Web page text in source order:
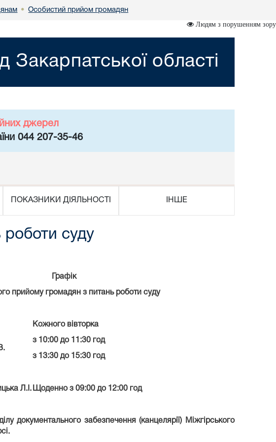
• Особистий прийом громадян
Людям з порушенням зору
Закарпатської області
джерел
044 207-35-46
ПОКАЗНИКИ ДІЯЛЬНОСТІ ІНШЕ
роботи суду
Графік
прийому громадян з питань роботи суду
Кожного вівторка
з 10:00 до 11:30 год
з 13:30 до 15:30 год
Л.І. Щоденно з 09:00 до 12:00 год
документального забезпечення (канцелярії) Міжгірського